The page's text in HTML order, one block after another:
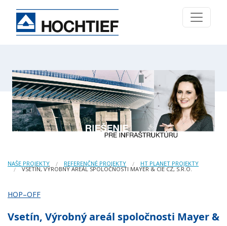
NAŠE PROJEKTY REFERENČNÉ PROJEKTY HT PLANET PROJEKTY
VSETÍN, VÝROBNÝ AREÁL SPOLOČNOSTI MAYER & CIE CZ, S.R.O.
HOP–OFF
Vsetín, Výrobný areál spoločnosti Mayer &